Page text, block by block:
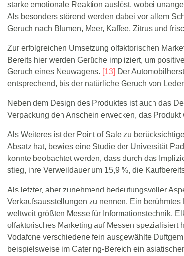
starke emotionale Reaktion auslöst, wobei
Als besonders störend werden dabei vor allem
Geruch nach Blumen, Meer, Kaffee, Zitrus und
Zur erfolgreichen Umsetzung olfaktorischen
Bereits hier werden Gerüche impliziert, um
Geruch eines Neuwagens. [13] Der
entsprechend, bis der natürliche Geruch von
Neben dem Design des Produktes ist auch das
Verpackung den Anschein erwecken, das
Als Weiteres ist der Point of Sale zu
Absatz hat, bewies eine Studie der Universität
konnte beobachtet werden, dass durch das
stieg, ihre Verweildauer um 15,9 %, die
Als letzter, aber zunehmend bedeutungsvoller
Verkaufsausstellungen zu nennen. Ein
weltweit größten Messe für Informationstechnik.
olfaktorisches Marketing auf Messen spezialisiert
Vodafone verschiedene fein ausgewählte
beispielsweise im Catering-Bereich ein